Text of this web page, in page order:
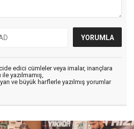
edici cümleler veya imalar, inançlara
ile yazılmamış,
ve büyük harflerle yazılmış yorumlar